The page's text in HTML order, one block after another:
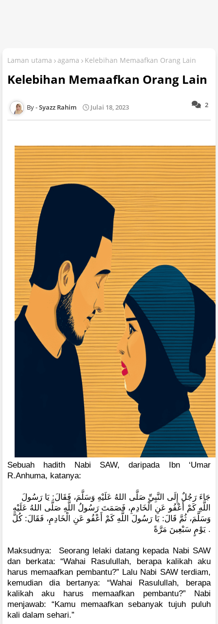
Laman utama agama Kelebihan Memaafkan Orang Lain
Kelebihan Memaafkan Orang Lain
2
Syazz Rahim Julai 18, 2023
Sebuah hadith Nabi SAW, daripada Ibn ‘Umar
R.Anhuma, katanya:
جَاءَ رَجُلٌ إِلَى النَّبِيِّ صَلَّى اللهُ عَلَيْهِ وَسَلَّمَ، فَقَالَ: يَا رَسُولَ
اللَّهِ كَمْ أَعْفُو عَنِ الْخَادِمِ، فَصَمَتَ رَسُولُ اللَّهِ صَلَّى اللهُ عَلَيْهِ
وَسَلَّمَ، ثُمَّ قَالَ: يَا رَسُولَ اللَّهِ كَمْ أَعْفُو عَنِ الْخَادِمِ، فَقَالَ:‏ كُلَّ
يَوْمٍ سَبْعِينَ مَرَّةً .
Maksudnya: Seorang lelaki datang kepada Nabi SAW
dan berkata: “Wahai Rasulullah, berapa kalikah aku
harus memaafkan pembantu?” Lalu Nabi SAW terdiam,
kemudian dia bertanya: “Wahai Rasulullah, berapa
kalikah aku harus memaafkan pembantu?” Nabi
menjawab: “Kamu memaafkan sebanyak tujuh puluh
kali dalam sehari.”